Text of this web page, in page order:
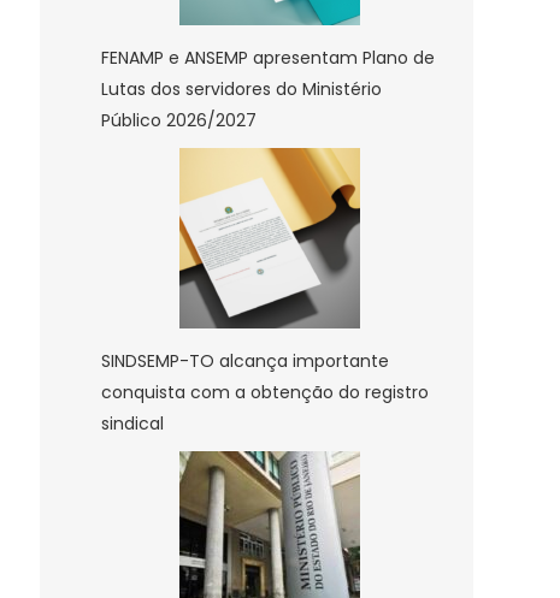
FENAMP e ANSEMP apresentam Plano de
Lutas dos servidores do Ministério
Público 2026/2027
SINDSEMP-TO alcança importante
conquista com a obtenção do registro
sindical